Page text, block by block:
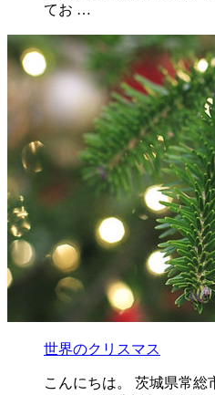
てお …
世界のクリスマス
こんにちは。 茨城県常